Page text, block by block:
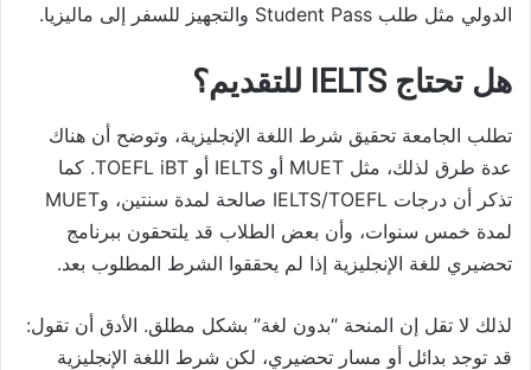
الدولي مثل طلب Student Pass والتجهيز للسفر إلى ماليزيا.
هل تحتاج IELTS للتقديم؟
تطلب الجامعة تحقيق شرط اللغة الإنجليزية، وتوضح أن هناك
عدة طرق لذلك، مثل MUET أو IELTS أو TOEFL iBT. كما
تذكر أن درجات IELTS/TOEFL صالحة لمدة سنتين، وMUET
لمدة خمس سنوات، وأن بعض الطلاب قد يلتحقون ببرنامج
تحضيري للغة الإنجليزية إذا لم يحققوا الشرط المطلوب بعد.
لذلك لا تقل إن المنحة “بدون لغة” بشكل مطلق. الأدق أن تقول:
قد توجد بدائل أو مسار تحضيري، لكن شرط اللغة الإنجليزية